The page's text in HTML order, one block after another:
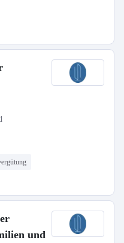
und